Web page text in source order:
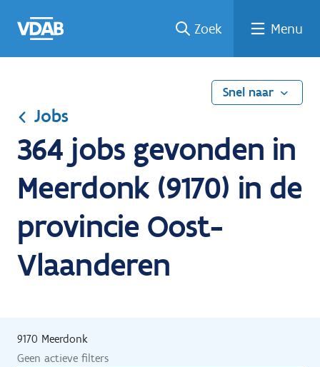
naar
een
een
job
naar
Zoek Menu
Snel naar
Jobs
364 jobs gevonden in
Meerdonk (9170) in de
provincie Oost-
Vlaanderen
9170 Meerdonk
Geen actieve filters